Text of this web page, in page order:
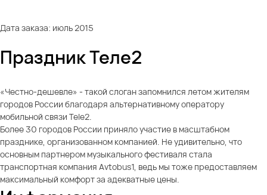
Дата заказа: июль 2015
Праздник Теле2
«Честно-дешевле» - такой слоган запомнился летом жителям
городов России благодаря альтернативному оператору
мобильной связи Tele2.
Более 30 городов России приняло участие в масштабном
празднике, организованном компанией. Не удивительно, что
основным партнером музыкального фестиваля стала
транспортная компания Avtobus1, ведь мы тоже предоставляем
максимальный комфорт за адекватные цены.